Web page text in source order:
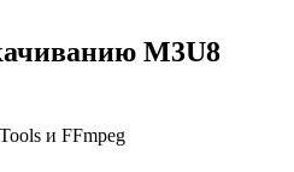
M3U8
и FFmpeg